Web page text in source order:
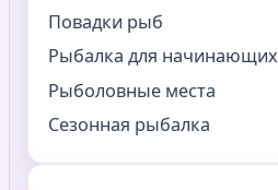
Повадки рыб
Рыбалка для начинающих
Рыболовные места
Сезонная рыбалка